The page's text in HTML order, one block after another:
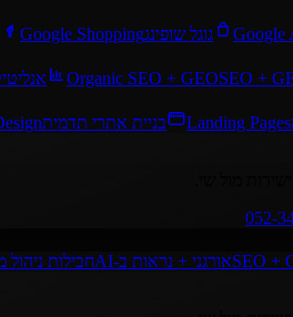
Google גוגל שופינגGoogle Shopping
Organic SEO + GEO
Landing Pages בניית אתרי תדמית
052-
אורגני + נראות ב-AI חבילות ניהול